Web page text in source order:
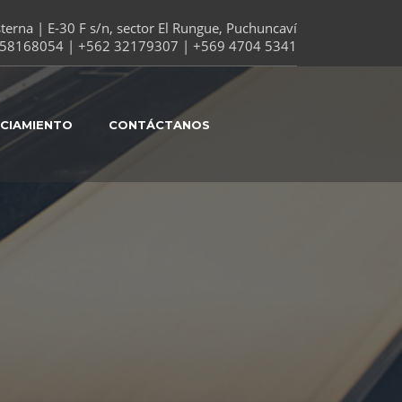
| E-30 F s/n, sector El Rungue, Puchuncaví
| +562 32179307 | +569 4704 5341
CONTÁCTANOS